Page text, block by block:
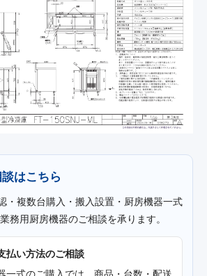
はこちら
・複数台購入・搬入設置・厨房機器一式
務用厨房機器のご相談を承ります。
払い方法のご相談
一式のご購入では、商品・台数・配送